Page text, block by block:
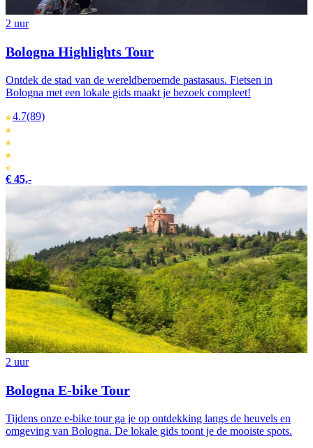
2 uur
Bologna Highlights Tour
Ontdek de stad van de wereldberoemde pastasaus. Fietsen in
Bologna met een lokale gids maakt je bezoek compleet!
4.7(89)
€ 45,-
2 uur
Bologna E-bike Tour
Tijdens onze e-bike tour ga je op ontdekking langs de heuvels en
omgeving van Bologna. De lokale gids toont je de mooiste spots.